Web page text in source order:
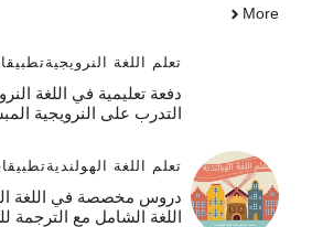
More
تعلم اللغة النرويجية
دفعة تعليمية في اللغة
التدرب على النرويجية
تعلم اللغة الهولندية
دروس مخصصة في اللغة
اللغة الشامل مع الترجمة